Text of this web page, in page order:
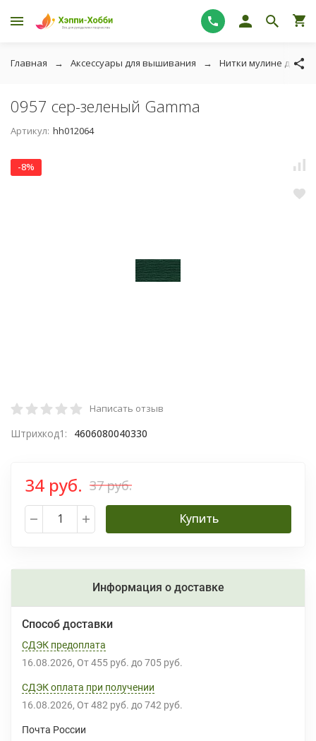
Главная Аксессуары для вышивания Нитки мулине для
0957 сер-зеленый Gamma
Артикул: hh012064
-8%
Написать отзыв
Штрихкод1: 4606080040330
34 руб. 37 руб.
Купить
Информация о доставке
Способ доставки
СДЭК предоплата
16.08.2026 От 455 руб. до 705 руб.
СДЭК оплата при получении
16.08.2026 От 482 руб. до 742 руб.
Почта России